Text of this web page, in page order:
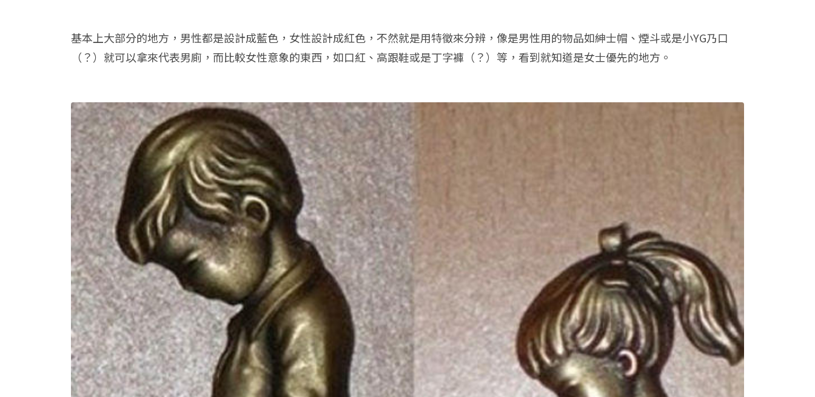
基本上大部分的地方，男性都是設計成藍色，女性設計成紅色，不然就是用特徵來分辨，像是男性用的物品如紳士帽、煙斗或是小YG乃口
（？）就可以拿來代表男廁，而比較女性意象的東西，如口紅、高跟鞋或是丁字褲（？）等，看到就知道是女士優先的地方。